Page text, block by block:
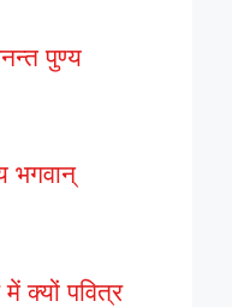
पुण्य
भगवान्
क्यों पवित्र